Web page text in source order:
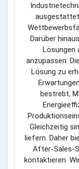
Darüber
Lösungen
anzupassen.
Lösung zu
bestrebt,
Gleichzeitig
liefern. Daher
After-Sales-
kontaktieren.